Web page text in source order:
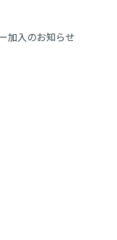
加入のお知らせ